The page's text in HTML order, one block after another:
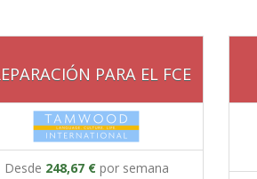
PARA EL FCE
Desde 248,67 €por semana